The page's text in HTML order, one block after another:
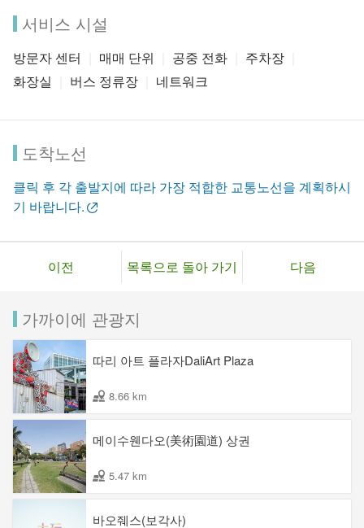
서비스 시설
방문자 센터 매매 단위 공중 전화
주차장
화장실
버스 정류장 네트워크
도착노선
클릭 후 각 출발지에 따라 가장 적합한 교통노선을 계획하시
기 바랍니다.
이전 목록으로 돌아 가기 다음
가까이에 관광지
따리 아트 플라자DaliArt Plaza
8.66 km
메이수웬다오(美術園道) 상권
5.47 km
바오줴스(보각사)